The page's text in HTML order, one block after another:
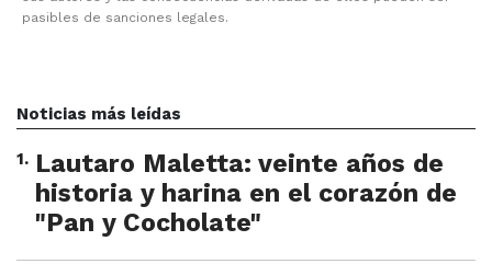
pasibles de sanciones legales.
Noticias más leídas
1. Lautaro Maletta: veinte años de
historia y harina en el corazón de
"Pan y Cocholate"